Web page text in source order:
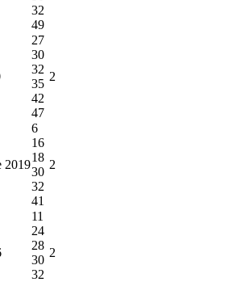
32
49
27
30
32
35
42
47
2
2019
6
16
18
30
32
41
2
11
24
28
30
32
2